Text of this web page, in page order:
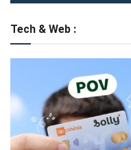
Tech & Web :